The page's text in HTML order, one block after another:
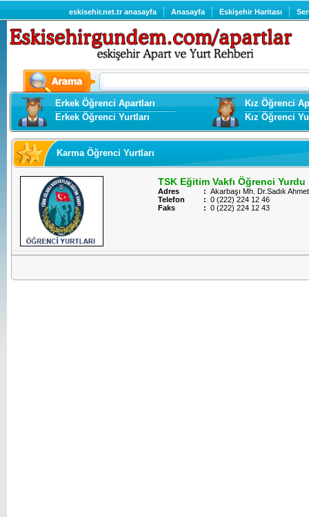
eskisehir.net.tr anasayfa Anasayfa Eskişehir Haritası
Erkek Öğrenci Apartları
Kız Öğrenci
Erkek Öğrenci Yurtları
Kız Öğrenci
Karma Öğrenci Yurtları
TSK Eğitim Vakfı Öğrenci Yurdu
Adres : Akarbaşı Mh. Dr.Sadık
Telefon
: 0 (222) 224 12 46
Faks
: 0 (222) 224 12 43